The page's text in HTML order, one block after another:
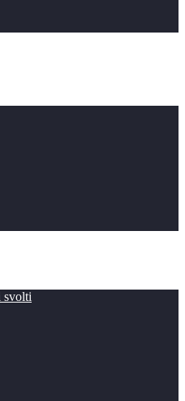
svolti